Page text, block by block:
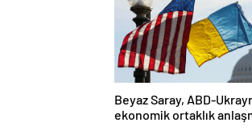
Beyaz Saray, ABD-
ekonomik ortaklık